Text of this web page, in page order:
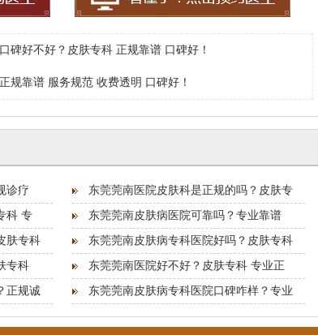
碑好不好？皮肤专科 正规靠谱 口碑好！
规靠谱 服务规范 收费透明 口碑好！
诊疗 东莞莞南医院皮肤科是正规的吗？皮肤专
科 专 东莞莞南皮肤病医院可靠吗？专业靠谱
肤专科 东莞莞南皮肤病专科医院好吗？皮肤专科
专科 东莞莞南医院好不好？皮肤专科 专业正
正规诚 东莞莞南皮肤病专科医院口碑咋样？专业